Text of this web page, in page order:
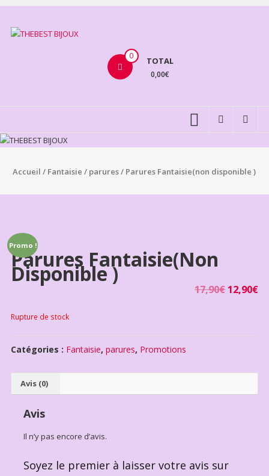
Aller
contenu
BIJOUX
0 TOTAL
0,00€
Accueil / Fantaisie / parures/ Parures Fantaisie(non disponible )
Promo !
Parures Fantaisie(non
Disponible )
17,90€ 12,90€
Rupture de stock
Catégories : Fantaisie, parures, Promotions
Avis (0)
Avis
Il n’y pas encore d’avis.
Soyez le premier à laisser votre avis sur